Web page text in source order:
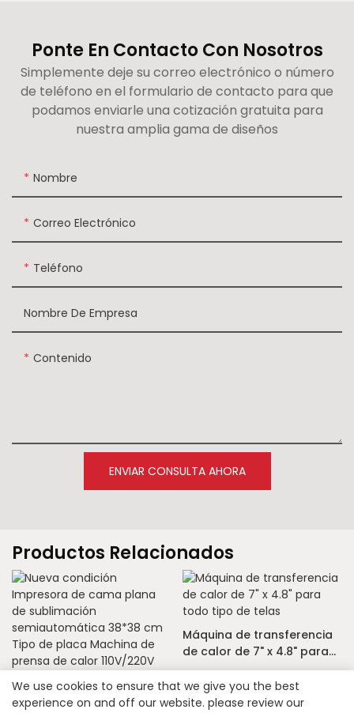
Ponte En Contacto Con Nosotros
Simplemente deje su correo electrónico o número
de teléfono en el formulario de contacto para que
podamos enviarle una cotización gratuita para
nuestra amplia gama de diseños
Nombre
Correo Electrónico
Teléfono
Nombre De Empresa
Contenido
ENVIAR CONSULTA AHORA
Productos Relacionados
Nueva condición
Impresora de cama plana
Máquina de transferencia
de calor de 7" x 4.8" para
todo tipo de telas
We use cookies to ensure that we give you the best
experience on and off our website. please review our